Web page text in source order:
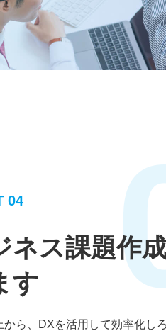
04
ネス課題作
す
から、DXを活用して効率化し